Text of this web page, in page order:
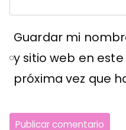
Guardar mi
y sitio web en
próxima vez que